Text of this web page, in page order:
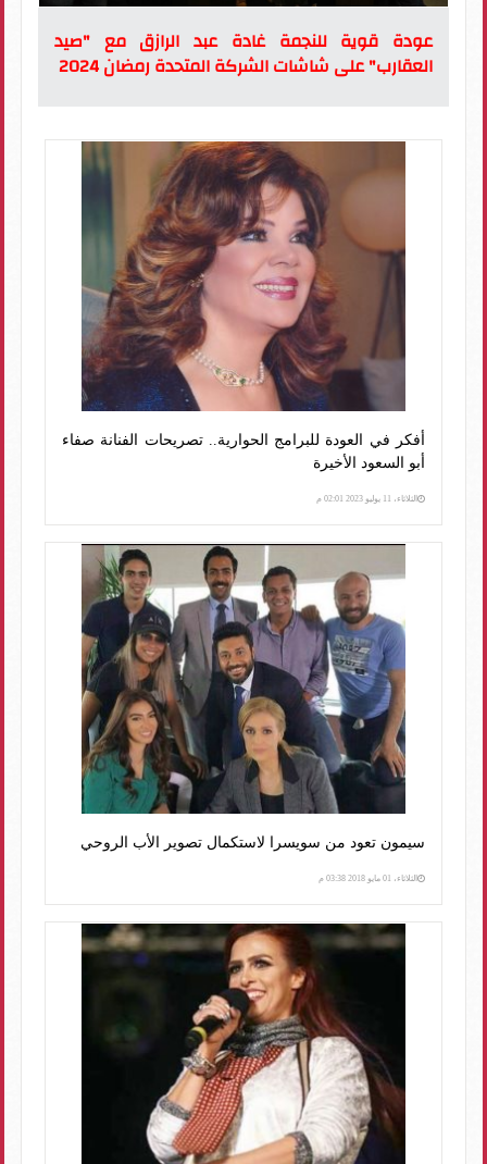
عودة قوية للنجمة غادة عبد الرازق مع "صيد
العقارب" على شاشات الشركة المتحدة رمضان 2024
أفكر في العودة للبرامج الحوارية.. تصريحات الفنانة صفاء
أبو السعود الأخيرة
الثلاثاء، 11 يوليو 2023 02:01 م
سيمون تعود من سويسرا لاستكمال تصوير الأب الروحي
الثلاثاء، 01 مايو 2018 03:38 م